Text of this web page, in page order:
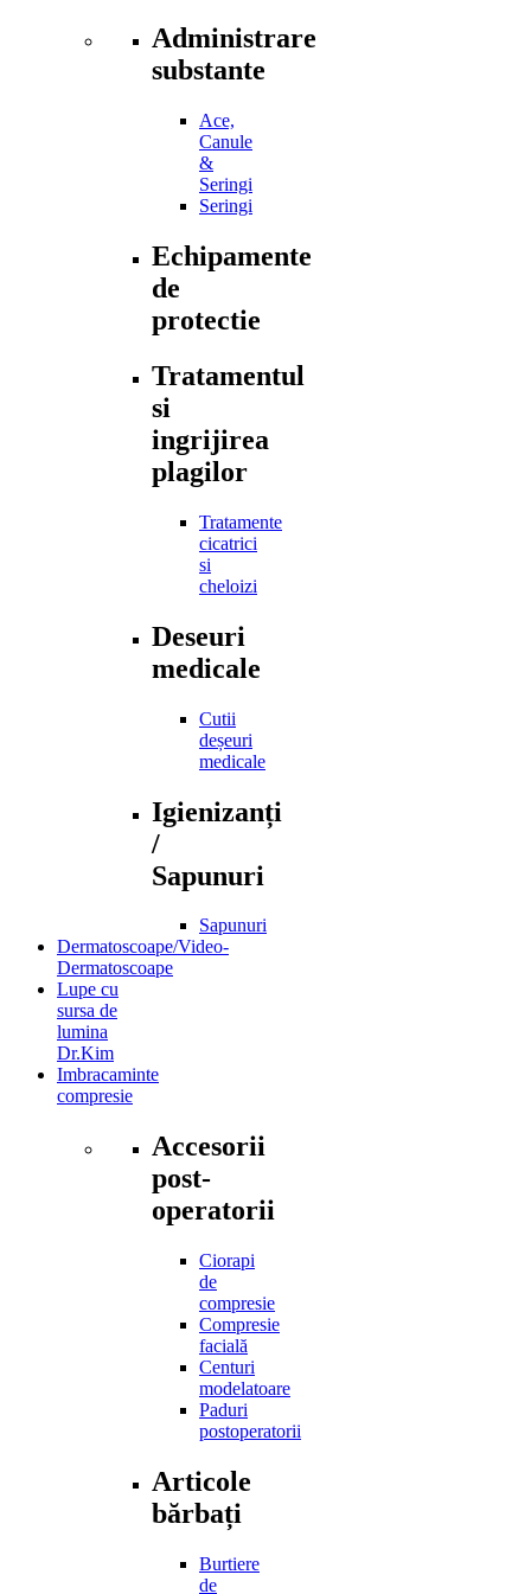
Administrare
substante
Ace,
Canule
&
Seringi
Seringi
Echipamente
de
protectie
Tratamentul
si
ingrijirea
plagilor
Tratamente
cicatrici
si
cheloizi
Deseuri
medicale
Cutii
deșeuri
medicale
Igienizanți
/
Sapunuri
Sapunuri
Dermatoscoape/Video-
Dermatoscoape
Lupe cu
sursa de
lumina
Dr.Kim
Imbracaminte
compresie
Accesorii
post-
operatorii
Ciorapi
de
compresie
Compresie
facială
Centuri
modelatoare
Paduri
postoperatorii
Articole
bărbați
Burtiere
de